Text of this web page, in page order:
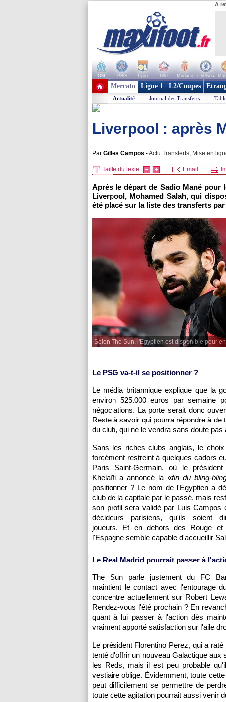
A
OM PSG Lyon Lille Monaco Chelsea
+ de clubs
Mercato Ligue 1 L2/Coupes
Actualité | Journal des Transferts |
Liverpool : après
Par Gilles Campos -Actu Transferts, Mise en
Taille du texte: Email
Après le départ de Sadio Mané pour
Liverpool, Mohamed Salah, qui
été placé sur la liste des transferts
Selon The Sun, l'Egyptien est disponible pour
Le PSG va-t-il se positionner ?
Le média britannique explique que la
environ 525.000 euros par semaine
négociations. La porte serait donc
Reste à savoir qui pourra répondre à de
du club, qui ne le vendra sans doute
Sans les riches clubs anglais, le
forcément restreint à quelques cadors
Paris Saint-Germain, où le
Khelaïfi a annoncé la «fin du bling-bling
positionner ? Le nom de l'Egyptien a
club de la capitale par le passé, mais
son profil sera validé par Luis Campos
décideurs parisiens, qu'ils soient
joueurs. Et en dehors des Rouge et
l'Espagne semble capable d'accueillir
Le Real Madrid pourrait passer à
The Sun parle justement du FC
maintient le contact avec l'entourage
concentre actuellement sur Robert
Rendez-vous l'été prochain ? En
quant à lui passer à l'action dès
vraiment apporté satisfaction sur l'aile
Le président Florentino Perez, qui a
tenté d'offrir un nouveau Galactique
les Reds, mais il est peu probable
vestiaire oblige. Évidemment, toute
peut difficilement se permettre de
toute cette agitation pourrait aussi venir